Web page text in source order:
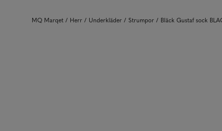
MQ Marqet Herr Underkläder Strumpor Bläck Gustaf sock